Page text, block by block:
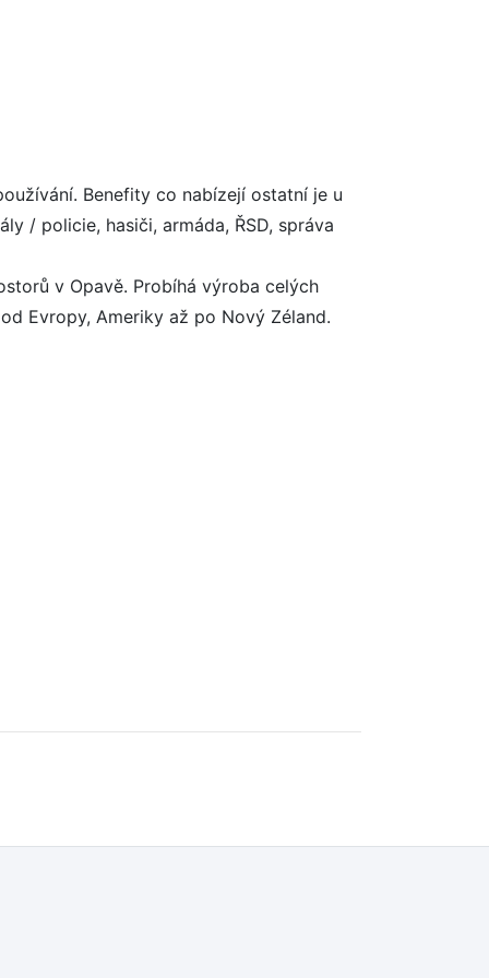
Benefity co nabízejí ostatní je u
/ policie, hasiči, armáda, ŘSD, správa
v Opavě. Probíhá výroba celých
Evropy, Ameriky až po Nový Zéland.